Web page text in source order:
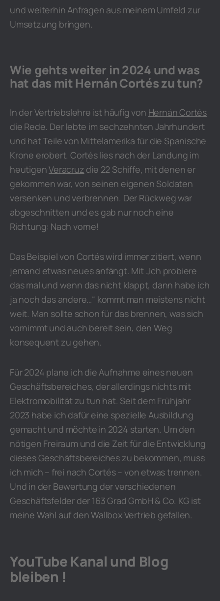
und weiterhin Anfragen aus meinem Umfeld zur
Umsetzung bringen.
Wie gehts weiter in 2024 und was
hat das mit Hernán Cortés zu tun?
In der Vertriebslehre ist häufig von Hernán Cortés
die Rede. Der lebte im sechzehnten Jahrhundert
und hat Teile von Mittelamerika für die Spanische
Krone erobert. Cortés lies nach der Landung im
heutigenVeracruz die 22 Schiffe, mit denen er
gekommen war, von seinen eigenen Soldaten
versenken und verbrennen. Der Rückweg war
abgeschnitten und es gab nur noch eine
Richtung: Nach vorne!
Das Beispiel von Cortés wird immer zitiert, wenn
jemand etwas neues anfängt. Mit „Ich probiere
das mal und wenn das nicht klappt, dann habe ich
ja noch das andere…“ kommt man meistens nicht
weit. Man sollte schon für das brennen, was sich
vornimmt und auch bereit sein, den Weg
konsequent zu gehen.
Für 2024 plane ich die Aufnahme eines neuen
Geschäftsbereiches, der allerdings nichts mit
Elektromobilität zu tun hat. Seit dem Frühjahr
2023 habe ich dafür eine spezielle Ausbildung
gemacht und möchte in 2024 starten. Um den
nötigen Freiraum und die Zeit für die Entwicklung
dieses Geschäftsbereiches zu bekommen, muss
ich mich – frei nach Cortés – von etwas trennen.
Und in der Bewertung der verschiedenen
Geschäftsfelder der 163 Grad GmbH & Co. KG ist
meine Wahl auf den Wallbox Vertrieb gefallen.
YouTube Kanal und Blog
bleiben !